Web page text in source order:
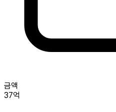
금액
37억